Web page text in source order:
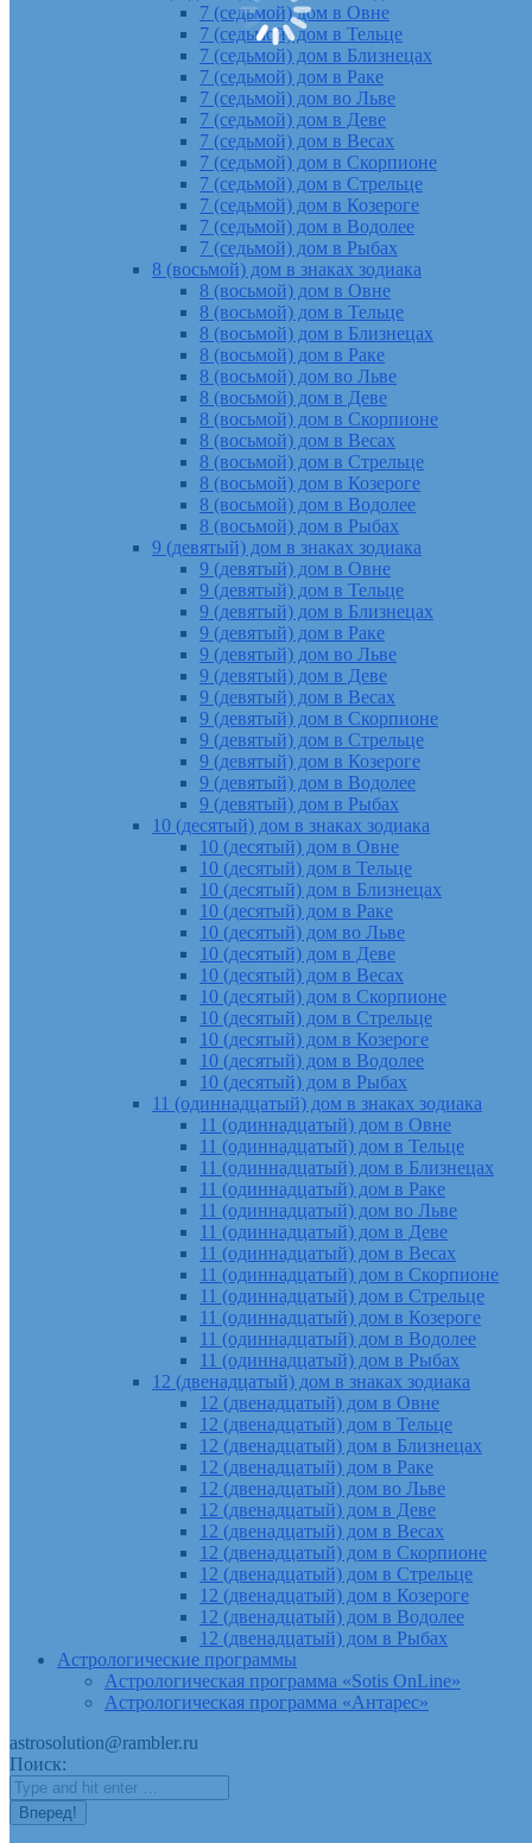
7 (седьмой) дом в Овне
7 (седьмой) дом в Тельце
7 (седьмой) дом в Близнецах
7 (седьмой) дом в Раке
7 (седьмой) дом во Льве
7 (седьмой) дом в Деве
7 (седьмой) дом в Весах
7 (седьмой) дом в Скорпионе
7 (седьмой) дом в Стрельце
7 (седьмой) дом в Козероге
7 (седьмой) дом в Водолее
7 (седьмой) дом в Рыбах
8 (восьмой) дом в знаках зодиака
8 (восьмой) дом в Овне
8 (восьмой) дом в Тельце
8 (восьмой) дом в Близнецах
8 (восьмой) дом в Раке
8 (восьмой) дом во Льве
8 (восьмой) дом в Деве
8 (восьмой) дом в Скорпионе
8 (восьмой) дом в Весах
8 (восьмой) дом в Стрельце
8 (восьмой) дом в Козероге
8 (восьмой) дом в Водолее
8 (восьмой) дом в Рыбах
9 (девятый) дом в знаках зодиака
9 (девятый) дом в Овне
9 (девятый) дом в Тельце
9 (девятый) дом в Близнецах
9 (девятый) дом в Раке
9 (девятый) дом во Льве
9 (девятый) дом в Деве
9 (девятый) дом в Весах
9 (девятый) дом в Скорпионе
9 (девятый) дом в Стрельце
9 (девятый) дом в Козероге
9 (девятый) дом в Водолее
9 (девятый) дом в Рыбах
10 (десятый) дом в знаках зодиака
10 (десятый) дом в Овне
10 (десятый) дом в Тельце
10 (десятый) дом в Близнецах
10 (десятый) дом в Раке
10 (десятый) дом во Льве
10 (десятый) дом в Деве
10 (десятый) дом в Весах
10 (десятый) дом в Скорпионе
10 (десятый) дом в Стрельце
10 (десятый) дом в Козероге
10 (десятый) дом в Водолее
10 (десятый) дом в Рыбах
11 (одиннадцатый) дом в знаках зодиака
11 (одиннадцатый) дом в Овне
11 (одиннадцатый) дом в Тельце
11 (одиннадцатый) дом в Близнецах
11 (одиннадцатый) дом в Раке
11 (одиннадцатый) дом во Льве
11 (одиннадцатый) дом в Деве
11 (одиннадцатый) дом в Весах
11 (одиннадцатый) дом в Скорпионе
11 (одиннадцатый) дом в Стрельце
11 (одиннадцатый) дом в Козероге
11 (одиннадцатый) дом в Водолее
11 (одиннадцатый) дом в Рыбах
12 (двенадцатый) дом в знаках зодиака
12 (двенадцатый) дом в Овне
12 (двенадцатый) дом в Тельце
12 (двенадцатый) дом в Близнецах
12 (двенадцатый) дом в Раке
12 (двенадцатый) дом во Льве
12 (двенадцатый) дом в Деве
12 (двенадцатый) дом в Весах
12 (двенадцатый) дом в Скорпионе
12 (двенадцатый) дом в Стрельце
12 (двенадцатый) дом в Козероге
12 (двенадцатый) дом в Водолее
12 (двенадцатый) дом в Рыбах
Астрологические программы
Астрологическая программа «Sotis OnLine»
Астрологическая программа «Антарес»
astrosolution@rambler.ru
Поиск: